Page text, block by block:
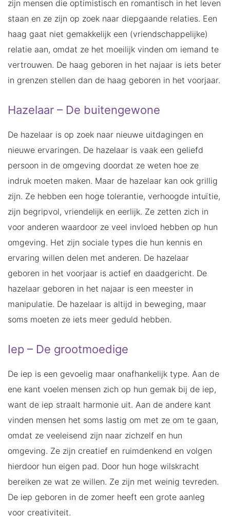
zijn mensen die optimistisch en romantisch in het leven
staan en ze zijn op zoek naar diepgaande relaties. Een
haag gaat niet gemakkelijk een (vriendschappelijke)
relatie aan, omdat ze het moeilijk vinden om iemand te
vertrouwen. De haag geboren in het najaar is iets beter
in grenzen stellen dan de haag geboren in het voorjaar.
Hazelaar – De buitengewone
De hazelaar is op zoek naar nieuwe uitdagingen en
nieuwe ervaringen. De hazelaar is vaak een geliefd
persoon in de omgeving doordat ze weten hoe ze
indruk moeten maken. Maar de hazelaar kan ook grillig
zijn. Ze hebben een hoge tolerantie, verhoogde intuïtie,
zijn begripvol, vriendelijk en eerlijk. Ze zetten zich in
voor anderen waardoor ze veel invloed hebben op hun
omgeving. Het zijn sociale types die hun kennis en
ervaring willen delen met anderen. De hazelaar
geboren in het voorjaar is actief en daadgericht. De
hazelaar geboren in het najaar is een meester in
manipulatie. De hazelaar is altijd in beweging, maar
soms moeten ze iets meer geduld hebben.
Iep – De grootmoedige
De iep is een gevoelig maar onafhankelijk type. Aan de
ene kant voelen mensen zich op hun gemak bij de iep,
want de iep straalt harmonie uit. Aan de andere kant
vinden mensen het soms lastig om met ze om te gaan,
omdat ze veeleisend zijn naar zichzelf en hun
omgeving. Ze zijn creatief en ruimdenkend en volgen
hierdoor hun eigen pad. Door hun hoge wilskracht
bereiken ze wat ze willen. Ze zijn met weinig tevreden.
De iep geboren in de zomer heeft een grote aanleg
voor creativiteit.